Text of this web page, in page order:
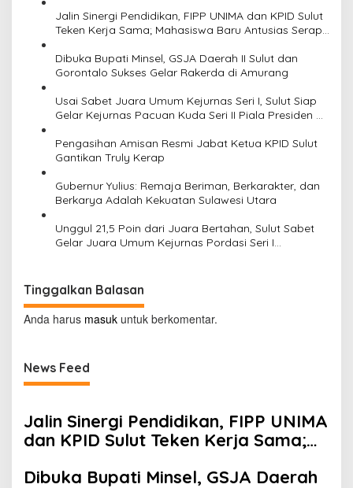
Jalin Sinergi Pendidikan, FIPP UNIMA dan KPID Sulut
Teken Kerja Sama; Mahasiswa Baru Antusias Serap
Dibuka Bupati Minsel, GSJA Daerah II Sulut dan
Gorontalo Sukses Gelar Rakerda di Amurang
Usai Sabet Juara Umum Kejurnas Seri I, Sulut Siap
Gelar Kejurnas Pacuan Kuda Seri II Piala Presiden di
Pengasihan Amisan Resmi Jabat Ketua KPID Sulut
Gantikan Truly Kerap
Gubernur Yulius: Remaja Beriman, Berkarakter, dan
Berkarya Adalah Kekuatan Sulawesi Utara
Unggul 21,5 Poin dari Juara Bertahan, Sulut Sabet
Gelar Juara Umum Kejurnas Pordasi Seri I
Tinggalkan Balasan
Anda harus masuk untuk berkomentar.
News Feed
Jalin Sinergi Pendidikan, FIPP UNIMA
dan KPID Sulut Teken Kerja Sama;
Materi Literasi Penyiaran
Dibuka Bupati Minsel, GSJA Daerah